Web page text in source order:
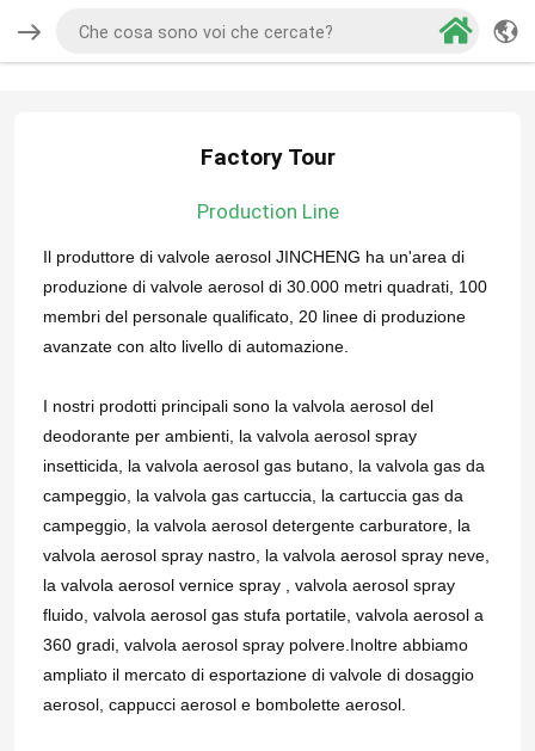
Factory Tour
Production Line
Il produttore di valvole aerosol JINCHENG ha un'area di
produzione di valvole aerosol di 30.000 metri quadrati, 100
membri del personale qualificato, 20 linee di produzione
avanzate con alto livello di automazione.
I nostri prodotti principali sono la valvola aerosol del
deodorante per ambienti, la valvola aerosol spray
insetticida, la valvola aerosol gas butano, la valvola gas da
campeggio, la valvola gas cartuccia, la cartuccia gas da
campeggio, la valvola aerosol detergente carburatore, la
valvola aerosol spray nastro, la valvola aerosol spray neve,
la valvola aerosol vernice spray , valvola aerosol spray
fluido, valvola aerosol gas stufa portatile, valvola aerosol a
360 gradi, valvola aerosol spray polvere.Inoltre abbiamo
ampliato il mercato di esportazione di valvole di dosaggio
aerosol, cappucci aerosol e bombolette aerosol.